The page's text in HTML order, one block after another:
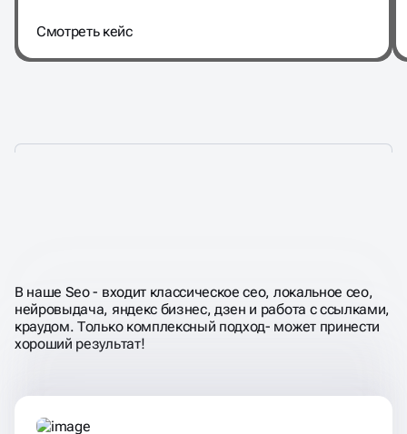
Cмотреть кейс
РОСТА ЗАЯВОК И ВЫРУЧКИ
В наше Seo - входит классическое сео, локальное сео,
нейровыдача, яндекс бизнес, дзен и работа с ссылками,
краудом. Только комплексный подход- может принести
хороший результат!